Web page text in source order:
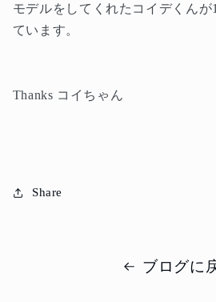
モデルをしてくれたコイデくんが
ています。
Thanks コイちゃん
Share
ブログに